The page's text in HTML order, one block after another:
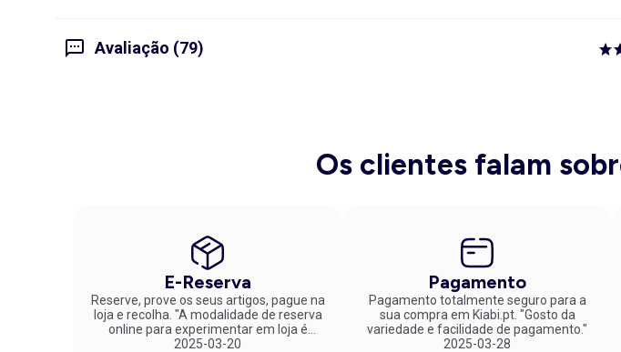
Avaliação (79)
Os clientes falam
E-Reserva
Reserve, prove os seus artigos, pague na
loja e recolha. "A modalidade de reserva
online para experimentar em loja é
fantástica. Parabéns pela inovação!"
2025-03-20
Pagamento
Pagamento totalmente seguro para a
sua compra em Kiabi.pt. "Gosto da
variedade e facilidade de pagamento."
2025-03-28